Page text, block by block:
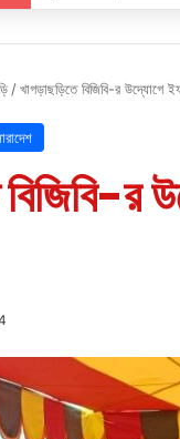
/খাগড়াছড়িতে বিজিবি-র উদ্যোগে
র